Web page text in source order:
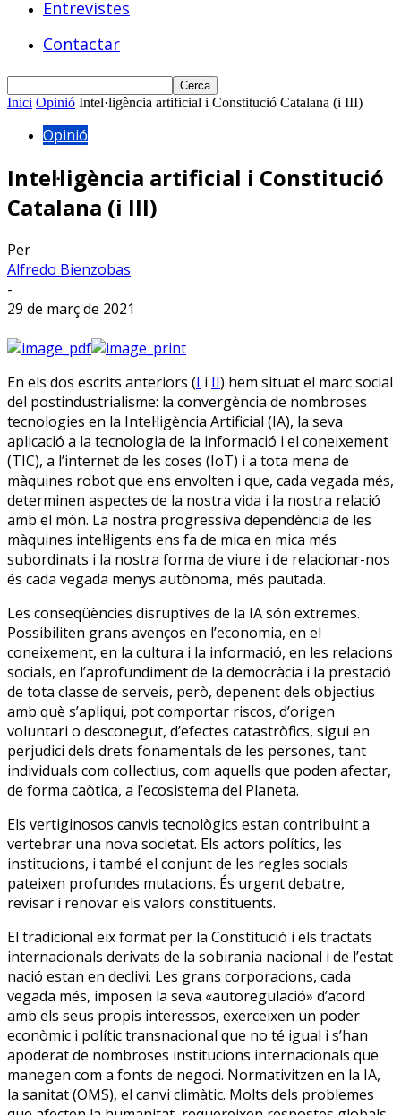
Entrevistes
Contactar
Inici Opinió Intel·ligència artificial i Constitució Catalana (i III)
Opinió
Intel·ligència artificial i Constitució
Catalana (i III)
Per
Alfredo Bienzobas
-
29 de març de 2021
En els dos escrits anteriors (I i II) hem situat el marc social
del postindustrialisme: la convergència de nombroses
tecnologies en la Intel·ligència Artificial (IA), la seva
aplicació a la tecnologia de la informació i el coneixement
(TIC), a l’internet de les coses (IoT) i a tota mena de
màquines robot que ens envolten i que, cada vegada més,
determinen aspectes de la nostra vida i la nostra relació
amb el món. La nostra progressiva dependència de les
màquines intel·ligents ens fa de mica en mica més
subordinats i la nostra forma de viure i de relacionar-nos
és cada vegada menys autònoma, més pautada.
Les conseqüències disruptives de la IA són extremes.
Possibiliten grans avenços en l’economia, en el
coneixement, en la cultura i la informació, en les relacions
socials, en l’aprofundiment de la democràcia i la prestació
de tota classe de serveis, però, depenent dels objectius
amb què s’apliqui, pot comportar riscos, d’origen
voluntari o desconegut, d’efectes catastròfics, sigui en
perjudici dels drets fonamentals de les persones, tant
individuals com col·lectius, com aquells que poden afectar,
de forma caòtica, a l’ecosistema del Planeta.
Els vertiginosos canvis tecnològics estan contribuint a
vertebrar una nova societat. Els actors polítics, les
institucions, i també el conjunt de les regles socials
pateixen profundes mutacions. És urgent debatre,
revisar i renovar els valors constituents.
El tradicional eix format per la Constitució i els tractats
internacionals derivats de la sobirania nacional i de l’estat
nació estan en declivi. Les grans corporacions, cada
vegada més, imposen la seva «autoregulació» d’acord
amb els seus propis interessos, exerceixen un poder
econòmic i polític transnacional que no té igual i s’han
apoderat de nombroses institucions internacionals que
manegen com a fonts de negoci. Normativitzen en la IA,
la sanitat (OMS), el canvi climàtic. Molts dels problemes